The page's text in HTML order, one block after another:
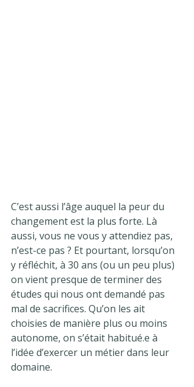
C’est aussi l’âge auquel la peur du
changement est la plus forte. Là
aussi, vous ne vous y attendiez pas,
n’est-ce pas ? Et pourtant, lorsqu’on
y réfléchit, à 30 ans (ou un peu plus)
on vient presque de terminer des
études qui nous ont demandé pas
mal de sacrifices. Qu’on les ait
choisies de manière plus ou moins
autonome, on s’était habitué.e à
l’idée d’exercer un métier dans leur
domaine.